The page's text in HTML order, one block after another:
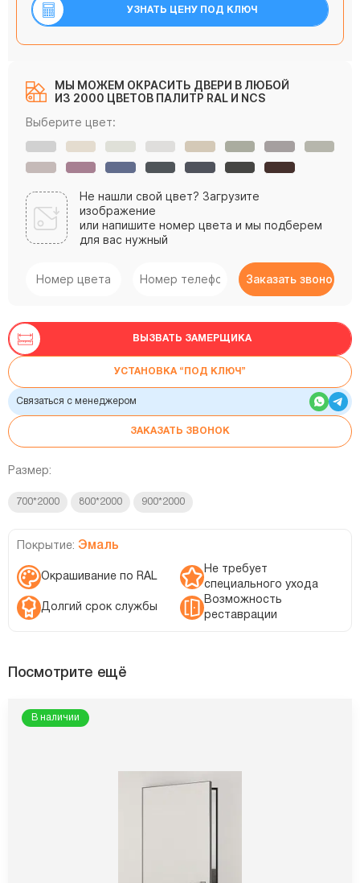
УЗНАТЬ ЦЕНУ ПОД КЛЮЧ
МЫ МОЖЕМ ОКРАСИТЬ ДВЕРИ В ЛЮБОЙ
ИЗ 2000 ЦВЕТОВ ПАЛИТР RAL И NCS
Выберите цвет:
Не нашли свой цвет? Загрузите
изображение
или напишите номер цвета и мы подберем
для вас нужный
ВЫЗВАТЬ ЗАМЕРЩИКА
УСТАНОВКА “ПОД КЛЮЧ”
Связаться с менеджером
ЗАКАЗАТЬ ЗВОНОК
Размер:
700*2000 800*2000 900*2000
Покрытие: Эмаль
Окрашивание по RAL
Не требует
специального ухода
Долгий срок службы
Возможность
реставрации
Посмотрите ещё
В наличии